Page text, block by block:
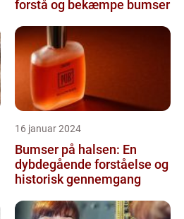
forstå og bekæmpe bumser
16 januar 2024
Bumser på halsen: En
dybdegående forståelse og
historisk gennemgang